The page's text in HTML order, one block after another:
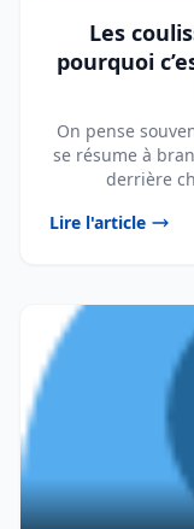
Les
pourquoi
On pense
se résume à
derrière
Lire l'article